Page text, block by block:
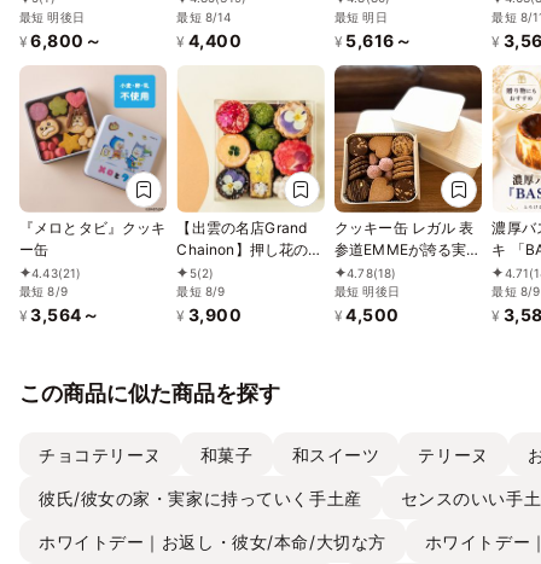
対応ケーキ／チョコレ
ートケーキ4号
（12cm）ヴィーガン
最短 明後日
¥ 6,800～
旨味成分約2倍！グル
テンフリーの「熟成バ
スクチーズケーキ」
最短 8/14
¥ 4,400
最短 明日
¥ 5,616～
最短 8/
¥
『メロとタビ』クッキ
ー缶
4.43(21)
最短 8/9
¥ 3,564～
【出雲の名店Grand
Chainon】押し花のク
ッキー缶 ママルニー
5(2)
最短 8/9
¥ 3,900
クッキー缶 レガル 表
参道EMMEが誇る実力
の一品
4.78(18)
最短 明後日
¥ 4,500
濃厚バ
キ 「
4号（
さとと
どけ
4.71
最短 8/9
¥
この商品に似た商品を探す
チョコテリーヌ 和菓子 和スイーツ テリーヌ
彼氏/彼女の家・実家に持っていく手土産 センスのいい手
ホワイトデー｜お返し・彼女/本命/大切な方 ホワイトデー